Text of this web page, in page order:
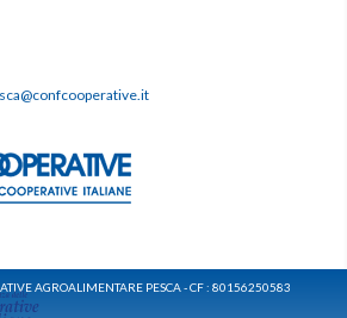
AGROALIMENTARE PESCA - CF : 80156250583